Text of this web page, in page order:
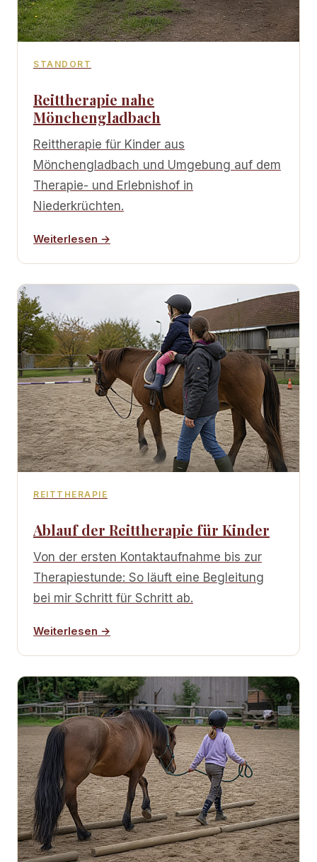
STANDORT
Reittherapie nahe
Mönchengladbach
Reittherapie für Kinder aus
Mönchengladbach und Umgebung auf dem
Therapie- und Erlebnishof in
Niederkrüchten.
Weiterlesen →
REITTHERAPIE
Ablauf der Reittherapie für Kinder
Von der ersten Kontaktaufnahme bis zur
Therapiestunde: So läuft eine Begleitung
bei mir Schritt für Schritt ab.
Weiterlesen →